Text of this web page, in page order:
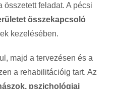
összetett feladat. A pécsi
összekapcsoló
kezelésében.
majd a tervezésen és a
a rehabilitációig tart. Az
pszichológiai